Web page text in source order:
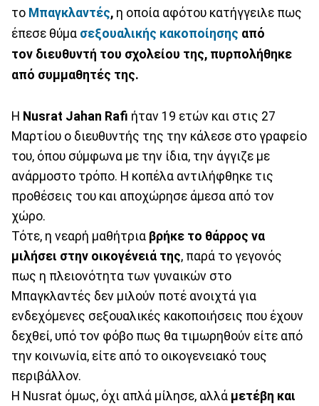
το Μπαγκλαντές, η οποία αφότου κατήγγειλε πως
έπεσε θύμα σεξουαλικής κακοποίησης από
τον διευθυντή του σχολείου της, πυρπολήθηκε
από συμμαθητές της.
Η Nusrat Jahan Rafi ήταν 19 ετών και στις 27
Μαρτίου ο διευθυντής της την κάλεσε στο γραφείο
του, όπου σύμφωνα με την ίδια, την άγγιζε με
ανάρμοστο τρόπο. Η κοπέλα αντιλήφθηκε τις
προθέσεις του και αποχώρησε άμεσα από τον
χώρο.
Τότε, η νεαρή μαθήτρια βρήκε το θάρρος να
μιλήσει στην οικογένειά της, παρά το γεγονός
πως η πλειονότητα των γυναικών στο
Μπαγκλαντές δεν μιλούν ποτέ ανοιχτά για
ενδεχόμενες σεξουαλικές κακοποιήσεις που έχουν
δεχθεί, υπό τον φόβο πως θα τιμωρηθούν είτε από
την κοινωνία, είτε από το οικογενειακό τους
περιβάλλον.
Η Nusrat όμως, όχι απλά μίλησε, αλλά μετέβη και